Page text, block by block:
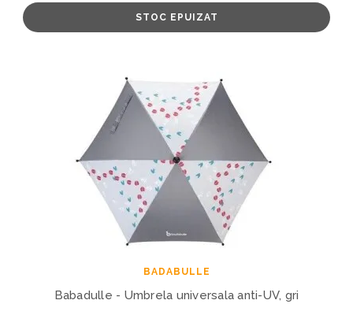
STOC EPUIZAT
BADABULLE
Babadulle - Umbrela universala anti-UV, gri